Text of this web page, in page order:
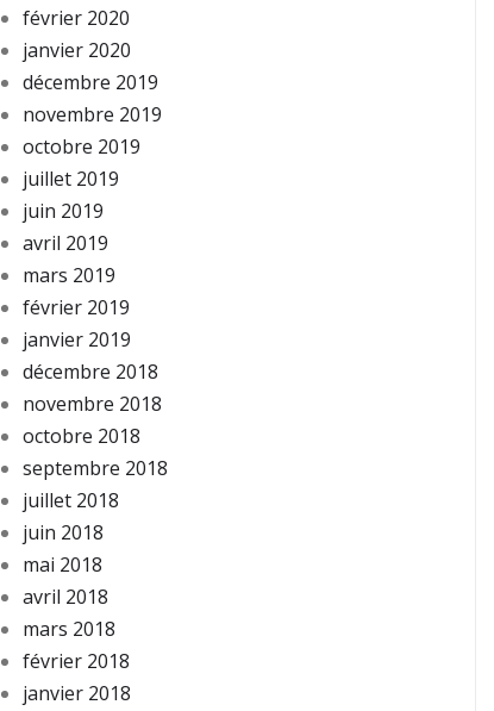
février 2020
janvier 2020
décembre 2019
novembre 2019
octobre 2019
juillet 2019
juin 2019
avril 2019
mars 2019
février 2019
janvier 2019
décembre 2018
novembre 2018
octobre 2018
septembre 2018
juillet 2018
juin 2018
mai 2018
avril 2018
mars 2018
février 2018
janvier 2018